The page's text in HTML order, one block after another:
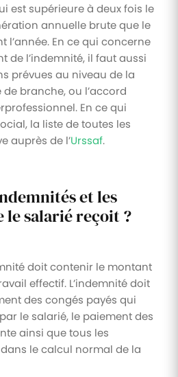
est supérieure à deux fois le
annuelle brute que le
l’année. En ce qui concerne
de l’indemnité, il faut aussi
prévues au niveau de la
branche, ou l’accord
En ce qui
la liste de toutes les
auprès de l’Urssaf.
et les
le salarié reçoit ?
doit contenir le montant
effectif. L’indemnité doit
des congés payés qui
le salarié, le paiement des
ainsi que tous les
le calcul normal de la